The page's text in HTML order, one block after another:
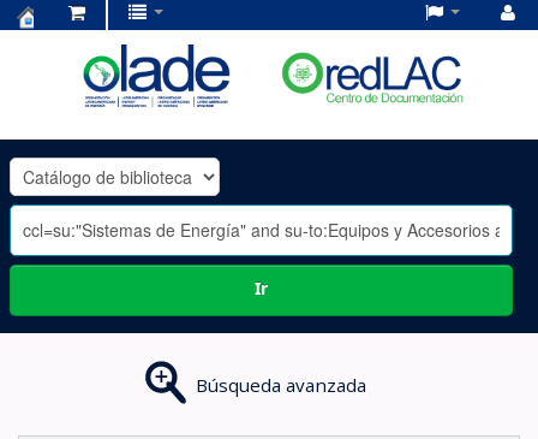
OLADE
-
Ir
Búsqueda avanzada